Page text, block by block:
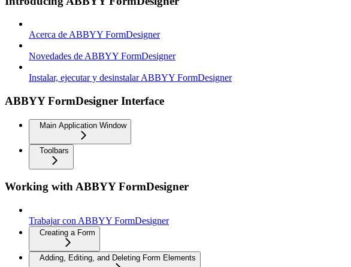
Acerca de ABBYY FormDesigner
Novedades de ABBYY FormDesigner
Instalar, ejecutar y desinstalar ABBYY FormDesigner
ABBYY FormDesigner Interface
Main Application Window
Toolbars
Working with ABBYY FormDesigner
Trabajar con ABBYY FormDesigner
Creating a Form
Adding, Editing, and Deleting Form Elements